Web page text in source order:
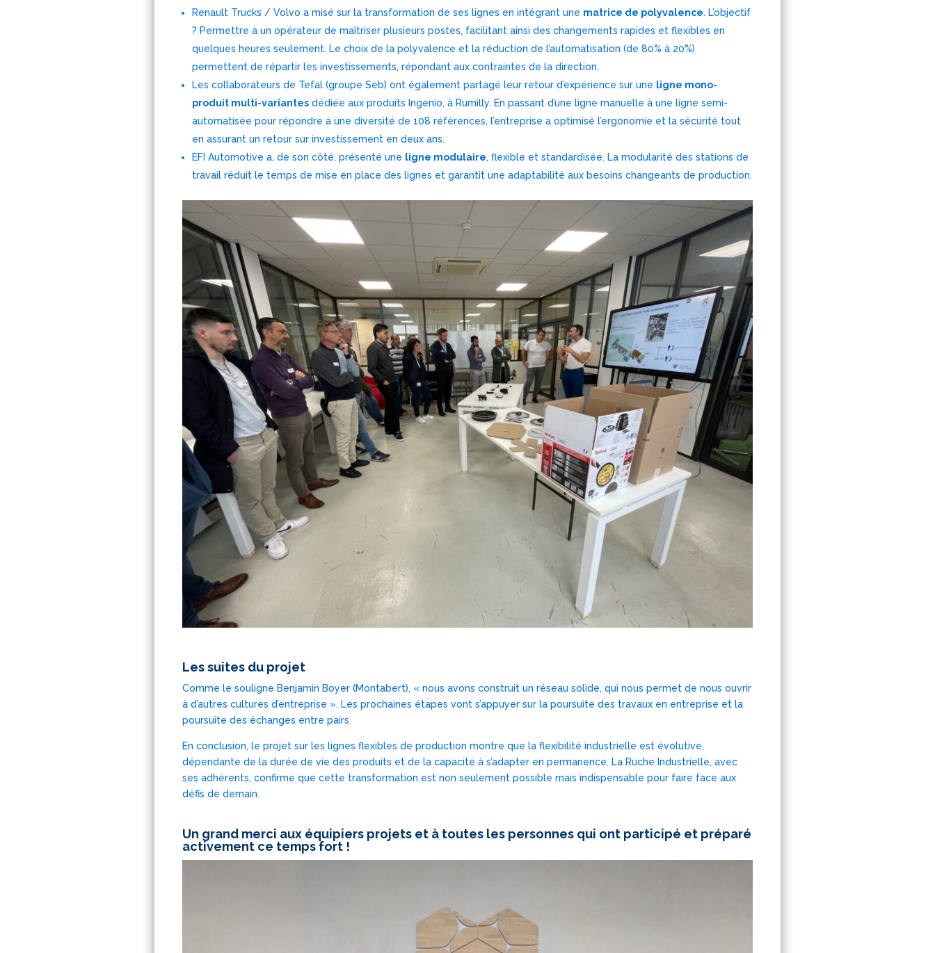
Renault Trucks / Volvo a misé sur la transformation de ses lignes en intégrant une matrice de polyvalence. L’objectif
? Permettre à un opérateur de maîtriser plusieurs postes, facilitant ainsi des changements rapides et flexibles en
quelques heures seulement. Le choix de la polyvalence et la réduction de l’automatisation (de 80% à 20%)
permettent de répartir les investissements, répondant aux contraintes de la direction.
Les collaborateurs de Tefal (groupe Seb) ont également partagé leur retour d’expérience sur une ligne mono-
produit multi-variantesdédiée aux produits Ingenio, à Rumilly. En passant d’une ligne manuelle à une ligne semi-
automatisée pour répondre à une diversité de 108 références, l’entreprise a optimisé l’ergonomie et la sécurité tout
en assurant un retour sur investissement en deux ans.
EFI Automotive a, de son côté, présenté une ligne modulaire, flexible et standardisée. La modularité des stations de
travail réduit le temps de mise en place des lignes et garantit une adaptabilité aux besoins changeants de production.
Les suites du projet
Comme le souligne Benjamin Boyer (Montabert), « nous avons construit un réseau solide, qui nous permet de nous ouvrir
à d’autres cultures d’entreprise ». Les prochaines étapes vont s’appuyer sur la poursuite des travaux en entreprise et la
poursuite des échanges entre pairs.
En conclusion, le projet sur les lignes flexibles de production montre que la flexibilité industrielle est évolutive,
dépendante de la durée de vie des produits et de la capacité à s’adapter en permanence. La Ruche Industrielle, avec
ses adhérents, confirme que cette transformation est non seulement possible mais indispensable pour faire face aux
défis de demain.
Un grand merci aux équipiers projets et à toutes les personnes qui ont participé et préparé
activement ce temps fort !